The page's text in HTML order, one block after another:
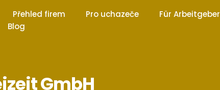
Přehled firem Pro uchazeče Für Arbeitgeber
Blog
GmbH